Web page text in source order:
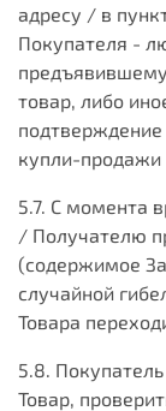
адресу / в
Покупателя -
товар, либо
купли-продажи
5.7. С момента
/ Получателю
(содержимое
случайной
Товара
5.8.
Товар,